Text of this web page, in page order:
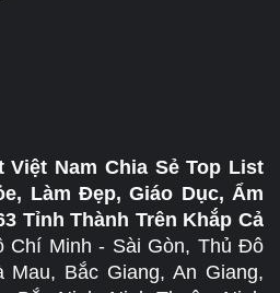
Nam Chia Sẻ Top List
Làm Đẹp, Giáo Dục, Ẩm
Tỉnh Thành Trên Khắp Cả
Chí Minh - Sài Gòn, Thủ Đô
Bắc Giang, An Giang,